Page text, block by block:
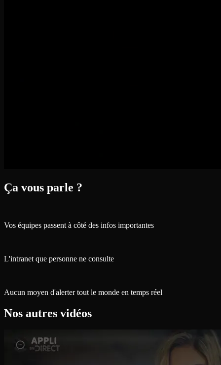
Ça vous parle ?
Vos équipes passent à côté des infos importantes
L'intranet que personne ne consulte
Aucun moyen d'alerter tout le monde en temps réel
Nos autres vidéos